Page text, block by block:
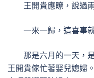
王開貴應瞭，說過兩
一來一歸，這喜事就
那是六月的一天，是
王開貴傢忙著娶兒媳婦